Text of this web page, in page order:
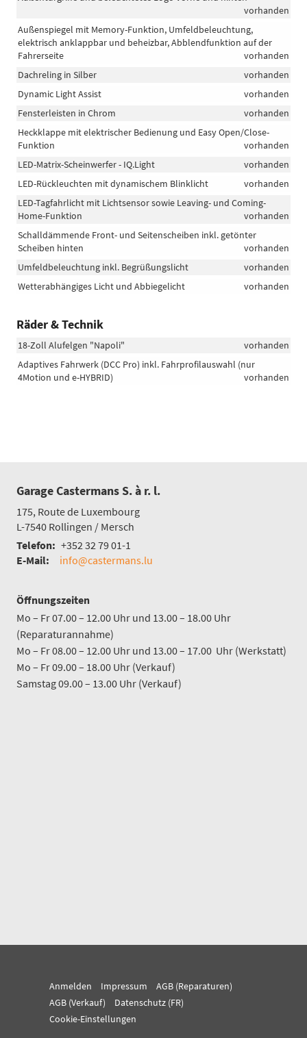
vorhanden
Außenspiegel mit Memory-Funktion, Umfeldbeleuchtung,
elektrisch anklappbar und beheizbar, Abblendfunktion auf der
Fahrerseite
vorhanden
Dachreling in Silber
vorhanden
Dynamic Light Assist
vorhanden
Fensterleisten in Chrom
vorhanden
Heckklappe mit elektrischer Bedienung und Easy Open/Close-
Funktion
vorhanden
LED-Matrix-Scheinwerfer - IQ.Light
vorhanden
LED-Rückleuchten mit dynamischem Blinklicht
vorhanden
LED-Tagfahrlicht mit Lichtsensor sowie Leaving- und Coming-
Home-Funktion
vorhanden
Schalldämmende Front- und Seitenscheiben inkl. getönter
Scheiben hinten
vorhanden
Umfeldbeleuchtung inkl. Begrüßungslicht
vorhanden
Wetterabhängiges Licht und Abbiegelicht
vorhanden
Räder & Technik
18-Zoll Alufelgen "Napoli"
vorhanden
Adaptives Fahrwerk (DCC Pro) inkl. Fahrprofilauswahl (nur
4Motion und e-HYBRID)
vorhanden
Garage Castermans S. à r. l.
175, Route de Luxembourg
L-7540 Rollingen / Mersch
Telefon: +352 32 79 01-1
E-Mail:
info@castermans.lu
Öffnungszeiten
Mo – Fr 07.00 – 12.00 Uhr und 13.00 – 18.00 Uhr
(Reparaturannahme)
Mo – Fr 08.00 – 12.00 Uhr und 13.00 – 17.00 Uhr (Werkstatt)
Mo – Fr 09.00 – 18.00 Uhr (Verkauf)
Samstag 09.00 – 13.00 Uhr (Verkauf)
Anmelden Impressum
AGB (Reparaturen)
AGB (Verkauf)
Datenschutz (FR)
Cookie-Einstellungen